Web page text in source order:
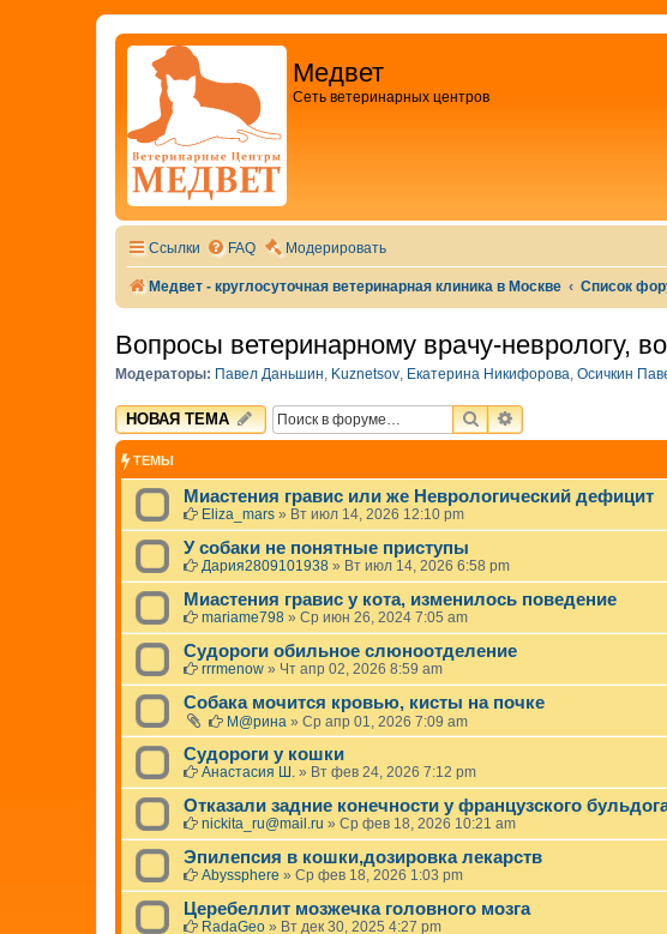
Медвет
Сеть ветеринарных центров
Ссылки FAQ Модерировать
Медвет - круглосуточная ветеринарная клиника в Москве Список
Вопросы ветеринарному врачу-неврологу,
Модераторы: Павел Даньшин, Kuznetsov, Екатерина Никифорова, Осичкин
НОВАЯ ТЕМА ПОИСКРАСШИРЕННЫЙ
ТЕМЫ
Миастения гравис или же Неврологический дефицит
Eliza_mars » Вт июл 14, 2026 12:10 pm
У собаки не понятные приступы
Дария2809101938 » Вт июл 14, 2026 6:58 pm
Миастения гравис у кота, изменилось поведение
mariame798 » Ср июн 26, 2024 7:05 am
Судороги обильное слюноотделение
rrrmenow » Чт апр 02, 2026 8:59 am
Собака мочится кровью, кисты на почке
М@рина » Ср апр 01, 2026 7:09 am
Судороги у кошки
Анастасия Ш. » Вт фев 24, 2026 7:12 pm
Отказали задние конечности у французского
nickita_ru@mail.ru » Ср фев 18, 2026 10:21 am
Эпилепсия в кошки,дозировка лекарств
Abyssphere » Ср фев 18, 2026 1:03 pm
Церебеллит мозжечка головного мозга
RadaGeo » Вт дек 30, 2025 4:27 pm